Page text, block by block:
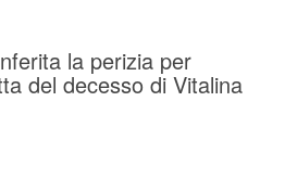
la perizia per
del decesso di Vitalina